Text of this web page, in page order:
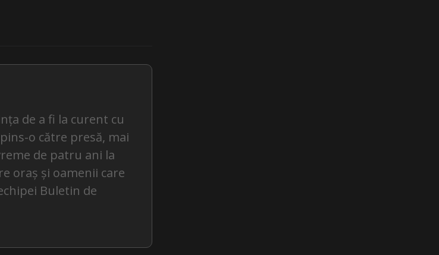
de a fi la curent cu
o către presă, mai
de patru ani la
oraș și oamenii care
Buletin de